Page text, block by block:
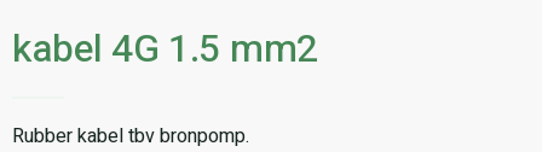
kabel 4G 1.5 mm2
Rubber kabel tbv bronpomp.